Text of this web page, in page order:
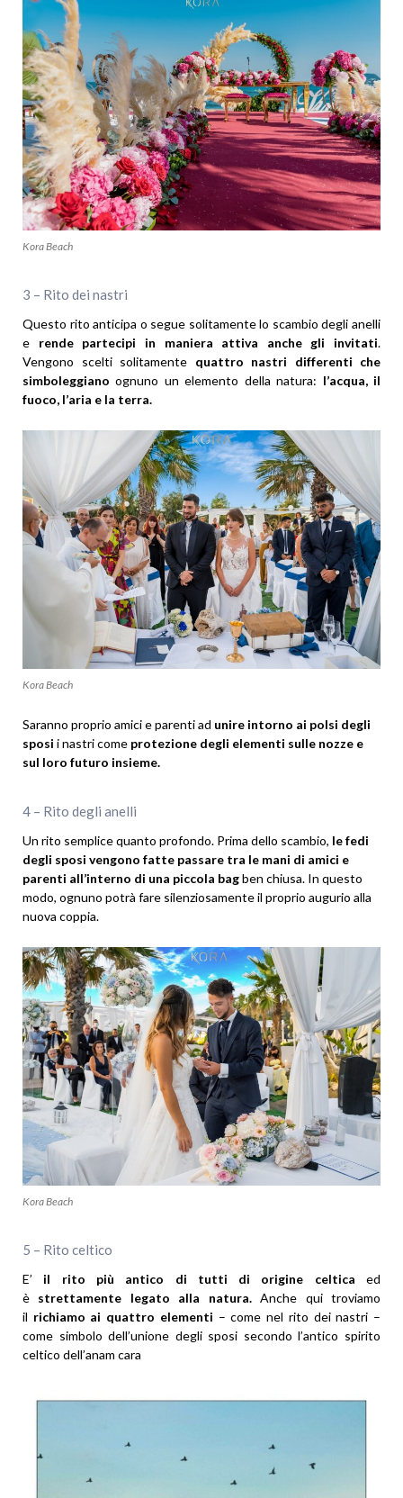
Kora Beach
3 – Rito dei nastri
Questo rito anticipa o segue solitamente lo scambio degli anelli
e rende partecipi in maniera attiva anche gli invitati.
Vengono scelti solitamente quattro nastri differenti che
simboleggiano ognuno un elemento della natura: l’acqua, il
fuoco, l’aria e la terra.
Kora Beach
Saranno proprio amici e parenti ad unire intorno ai polsi degli
sposi i nastri come protezione degli elementi sulle nozze e
sul loro futuro insieme.
4 – Rito degli anelli
Un rito semplice quanto profondo. Prima dello scambio, le fedi
degli sposi vengono fatte passare tra le mani di amici e
parenti all’interno di una piccola bagben chiusa. In questo
modo, ognuno potrà fare silenziosamente il proprio augurio alla
nuova coppia.
Kora Beach
5 – Rito celtico
E’ il rito più antico di tutti di origine celtica ed
è strettamente legato alla natura.Anche qui troviamo
il richiamo ai quattro elementi – come nel rito dei nastri –
come simbolo dell’unione degli sposi secondo l’antico spirito
celtico dell’anam cara